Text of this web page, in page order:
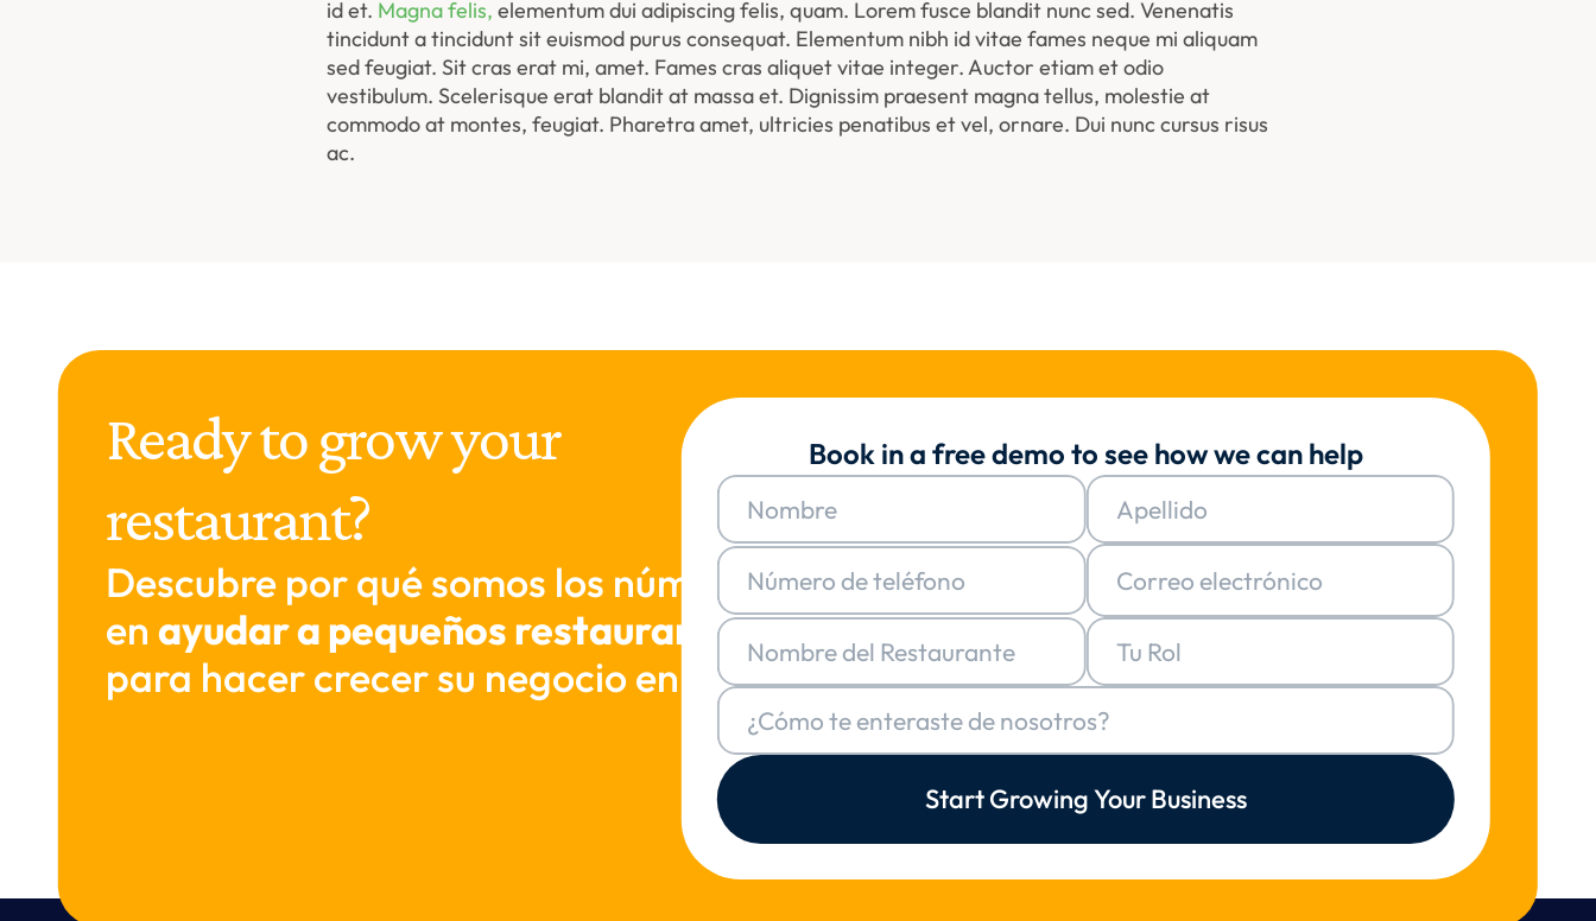
id et. Magna felis, elementum dui adipiscing felis, quam. Lorem fusce blandit nunc sed. Venenatis
tincidunt a tincidunt sit euismod purus consequat. Elementum nibh id vitae fames neque mi aliquam
sed feugiat. Sit cras erat mi, amet. Fames cras aliquet vitae integer. Auctor etiam et odio
vestibulum. Scelerisque erat blandit at massa et. Dignissim praesent magna tellus, molestie at
commodo at montes, feugiat. Pharetra amet, ultricies penatibus et vel, ornare. Dui nunc cursus risus
ac.
Ready to grow your
restaurant?
Descubre por qué somos los número uno
en ayudar a pequeños restaurantes
para hacer crecer su negocio en línea
Book in a free demo to see how we can help
Start Growing Your Business